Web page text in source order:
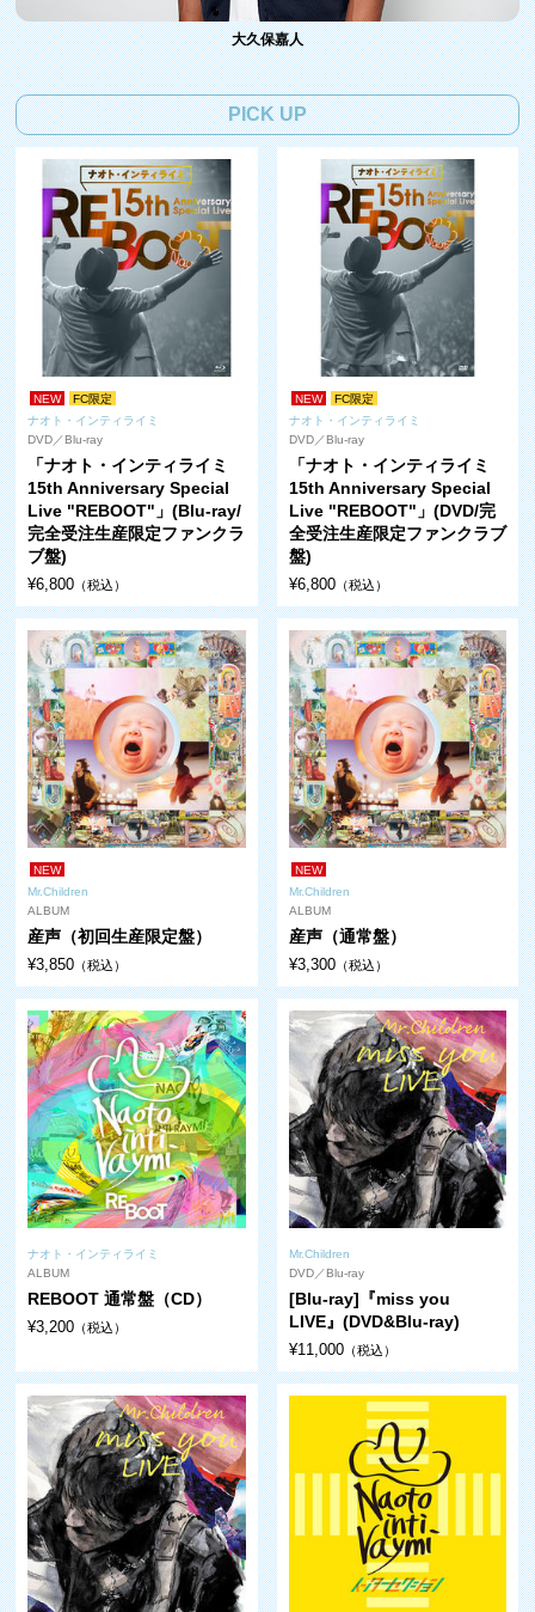
大久保嘉人
PICK UP
NEW
FC限定
ナオト・インティライミ
DVD／Blu-ray
「ナオト・インティライミ
15th Anniversary Special
Live "REBOOT"」(Blu-ray/
完全受注生産限定ファンクラ
ブ盤)
¥6,800 （税込）
NEW
FC限定
ナオト・インティライミ
DVD／Blu-ray
「ナオト・インティライミ
15th Anniversary Special
Live "REBOOT"」(DVD/完
全受注生産限定ファンクラブ
盤)
¥6,800（税込）
NEW
Mr.Children
ALBUM
産声（初回生産限定盤）
¥3,850 （税込）
NEW
Mr.Children
ALBUM
産声（通常盤）
¥3,300（税込）
ナオト・インティライミ
ALBUM
REBOOT 通常盤（CD）
¥3,200 （税込）
Mr.Children
DVD／Blu-ray
[Blu-ray]『miss you
LIVE』(DVD&Blu-ray)
¥11,000（税込）